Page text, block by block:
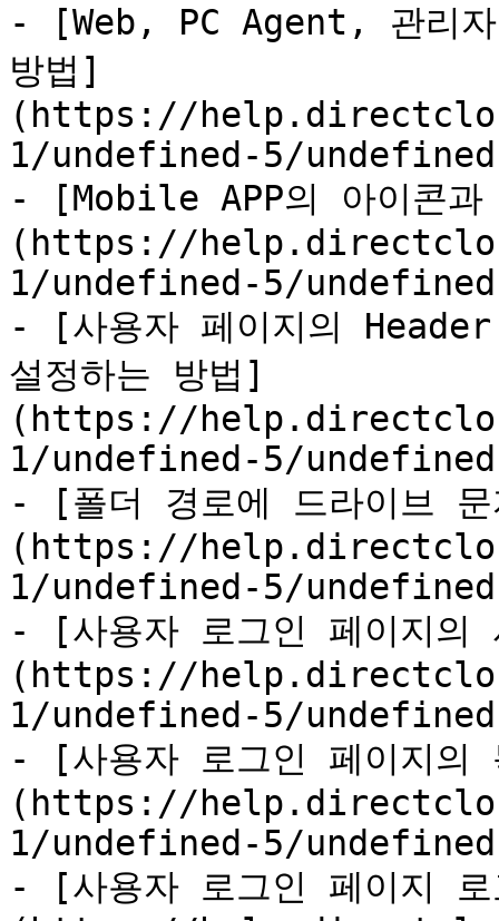
- [Web, PC Agent, 관리자
방법]
(https://
1/undefined-5/
- [Mobile APP의 아이콘과
(https://
1/undefined-5/
- [사용자 페이지의
설정하는 방법]
(https://
1/undefined-5/
- [폴더 경로에 드라이브
(https://
1/undefined-5/
- [사용자 로그인 페이지의
(https://
1/undefined-5/
- [사용자 로그인 페이지의
(https://
1/undefined-5/
- [사용자 로그인 페이지